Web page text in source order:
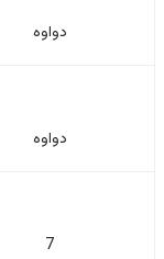
دواوە
دواوە
7